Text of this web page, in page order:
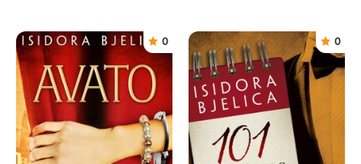
0 0